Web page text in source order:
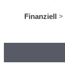
Finanziell >